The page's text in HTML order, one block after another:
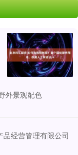
外景观配色
经营管理有限公司